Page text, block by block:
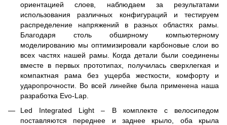
ориентацией слоев, наблюдаем за результатами
использования различных конфигураций и тестируем
распределение напряжений в разных областях рамы.
Благодаря столь обширному компьютерному
моделированию мы оптимизировали карбоновые слои во
всех частях нашей рамы. Когда детали были соединены
вместе в первых прототипах, получилась сверхлегкая и
компактная рама без ущерба жесткости, комфорту и
ударопрочности. Во всей линейке была применена наша
разработка Evo-Lap.
Led Integrated Light – В комплекте с велосипедом
поставляются переднее и заднее крыло, оба крыла